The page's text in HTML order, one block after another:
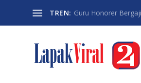
TREN: Guru Honorer